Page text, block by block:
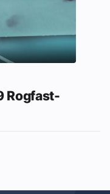
Rogfast-